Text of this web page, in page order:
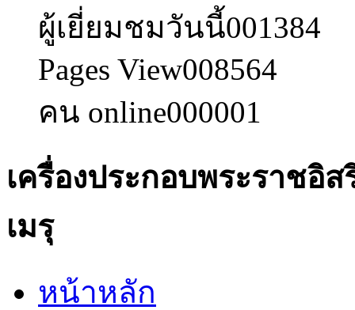
ผู้เยี่ยมชมวันนี้001384
Pages View008564
คน online000001
เครื่องประกอบพระราชอิ
เมรุ
หน้าหลัก